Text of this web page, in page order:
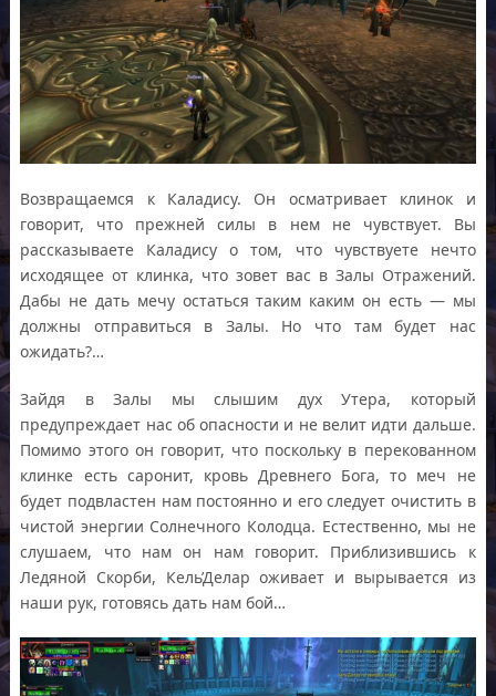
Возвращаемся к Каладису. Он осматривает клинок и
говорит, что прежней силы в нем не чувствует. Вы
рассказываете Каладису о том, что чувствуете нечто
исходящее от клинка, что зовет вас в Залы Отражений.
Дабы не дать мечу остаться таким каким он есть — мы
должны отправиться в Залы. Но что там будет нас
ожидать?…
Зайдя в Залы мы слышим дух Утера, который
предупреждает нас об опасности и не велит идти дальше.
Помимо этого он говорит, что поскольку в перекованном
клинке есть саронит, кровь Древнего Бога, то меч не
будет подвластен нам постоянно и его следует очистить в
чистой энергии Солнечного Колодца. Естественно, мы не
слушаем, что нам он нам говорит. Приблизившись к
Ледяной Скорби, Кель’Делар оживает и вырывается из
наши рук, готовясь дать нам бой…